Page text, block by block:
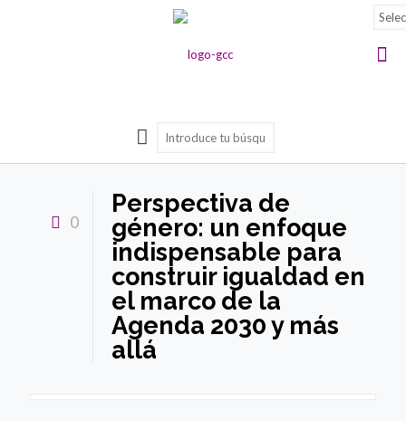
0
Perspectiva de
género: un enfoque
indispensable para
construir igualdad en
el marco de la
Agenda 2030 y más
allá